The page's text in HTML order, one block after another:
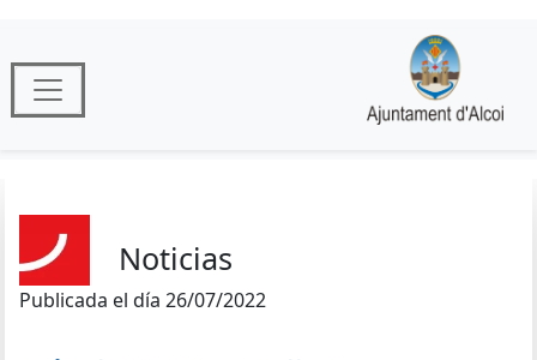
Noticias
Publicada el día 26/07/2022